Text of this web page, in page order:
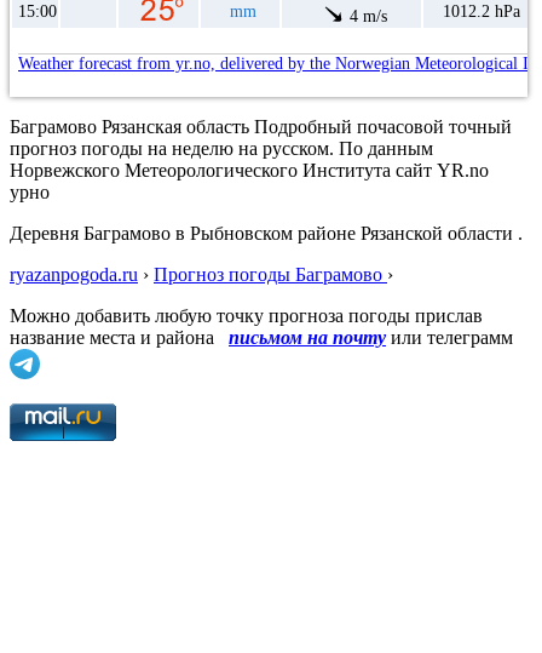
15:00 mm 4 m/s 1012.2 hPa
Weather forecast from yr.no, delivered by the Norwegian Meteorological
Баграмово Рязанская область Подробный почасовой точный
прогноз погоды на неделю на русском. По данным
Норвежского Метеорологического Института сайт YR.no
урно
Деревня Баграмово в Рыбновском районе Рязанской области .
ryazanpogoda.ru › Прогноз погоды Баграмово ›
Можно добавить любую точку прогноза погоды прислав
название места и района
письмом на почту или телеграмм